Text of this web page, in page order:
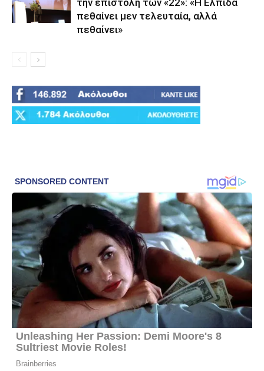
την επιστολή των «22»: «Η Ελπίδα
πεθαίνει μεν τελευταία, αλλά
πεθαίνει»